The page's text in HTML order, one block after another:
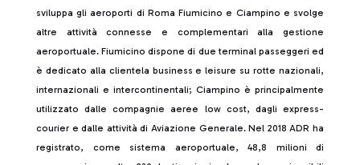
sviluppa gli aeroporti di Roma Fiumicino e Ciampino e svolge
altre attività connesse e complementari alla gestione
aeroportuale. Fiumicino dispone di due terminal passeggeri ed
è dedicato alla clientela business e leisure su rotte nazionali,
internazionali e intercontinentali; Ciampino è principalmente
utilizzato dalle compagnie aeree low cost, dagli express-
courier e dalle attività di Aviazione Generale. Nel 2018 ADR ha
registrato, come sistema aeroportuale, 48,8 milioni di